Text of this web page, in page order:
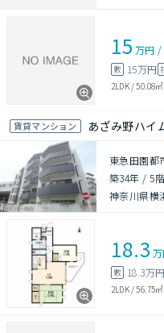
15 万円 /
敷 15万円
2LDK/50.08㎡
賃貸マンション あざみ野ハイ
東急田園都
築34年 /5
神奈川県横
18.3
敷 18.3万円
2LDK/56.75㎡